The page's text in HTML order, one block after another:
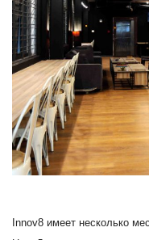
Innov8 имеет несколько